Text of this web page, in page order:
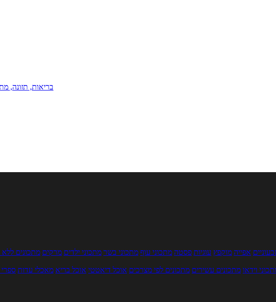
אפייה מוקפץ עוגיות פסטה מתכוני עוף מתכוני בשר מתכוני ילדים מרקים מתכונים ללא
וידאו מתכונים עשירים מתכונים לפי מצרכים אוכל דיאטטי אוכל בריא מאכלי עדות ספרי